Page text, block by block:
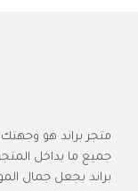
متجر براند هو
جميع ما بداخل
براند بجعل جمال